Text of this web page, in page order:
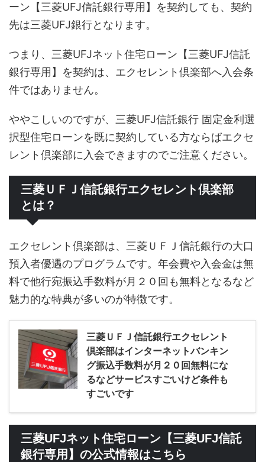
ーン【三菱UFJ信託銀行専用】を契約しても、契約
先は三菱UFJ銀行となります。
つまり、三菱UFJネット住宅ローン【三菱UFJ信託
銀行専用】を契約は、エクセレント倶楽部へ入会条
件ではありません。
ややこしいのですが、三菱UFJ信託銀行 固定金利選
択型住宅ローンを既に契約している方ならばエクセ
レント倶楽部に入会できますのでご注意ください。
三菱ＵＦＪ信託銀行エクセレント倶楽部
とは？
エクセレント倶楽部は、三菱ＵＦＪ信託銀行の大口
預入者優遇のプログラムです。年会費や入会金は無
料で他行宛振込手数料が月２０回も無料となるなど
魅力的な特典が多いのが特徴です。
三菱ＵＦＪ信託銀行エクセレント
倶楽部はインターネットバンキン
グ振込手数料が月２０回無料にな
るなどサービスすごいけど条件も
すごいです
三菱UFJネット住宅ローン【三菱UFJ信託
銀行専用】の公式情報はこちら